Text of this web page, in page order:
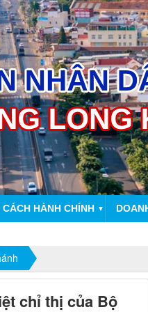
CÁCH HÀNH CHÍNH ▼
chỉ thị của Bộ